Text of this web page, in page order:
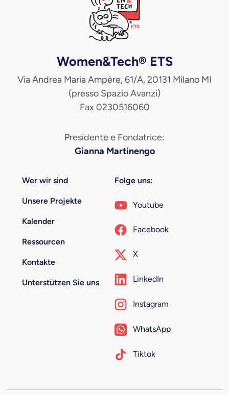
Women&Tech® ETS
Via Andrea Maria Ampère, 61/A, 20131 Milano MI
(presso Spazio Avanzi)
Fax 0230516060
Presidente e Fondatrice:
Gianna Martinengo
Wer wir sind
Unsere Projekte
Kalender
Ressourcen
Kontakte
Unterstützen Sie uns
Folge uns:
Youtube
Facebook
X
LinkedIn
Instagram
WhatsApp
Tiktok